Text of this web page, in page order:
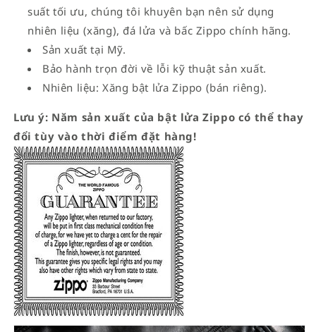
suất tối ưu, chúng tôi khuyên bạn nên sử dụng
nhiên liệu (xăng), đá lửa và bấc Zippo chính hãng.
Sản xuất tại Mỹ.
Bảo hành trọn đời về lỗi kỹ thuật sản xuất.
Nhiên liệu: Xăng bật lửa Zippo (bán riêng).
Lưu ý: Năm sản xuất của bật lửa Zippo có thể thay
đổi tùy vào thời điểm đặt hàng!